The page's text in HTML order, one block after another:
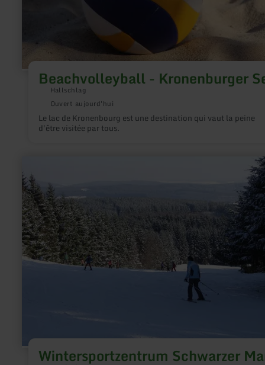
Beachvolleyball - Kronenburger
Hallschlag
Ouvert aujourd'hui
Le lac de Kronenbourg est une destination qui vaut la peine
d'être visitée par tous.
Wintersportzentrum Schwarzer
savoir
plus
sur
:
Wintersportzentrum
Schwarzer
Mann